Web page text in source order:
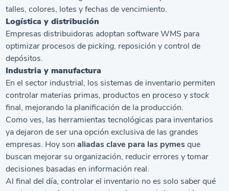
talles, colores, lotes y fechas de vencimiento.
Logística y distribución
Empresas distribuidoras adoptansoftwareWMS para
optimizar procesos depicking, reposición y control de
depósitos.
Industria y manufactura
En el sector industrial, los sistemas de inventario permiten
controlar materias primas, productos en proceso ystock
final, mejorando la planificación de la producción.
Como ves, las herramientas tecnológicas para inventarios
ya dejaron de ser una opción exclusiva de las grandes
empresas. Hoy sonaliadas clave para las pymesque
buscan mejorar su organización, reducir errores y tomar
decisiones basadas en información real.
Al final del día, controlar el inventario no es solo saber qué